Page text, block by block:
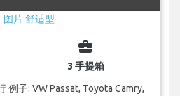
business_center
3 手提箱
例子: VW Passat, Toyota Camry,